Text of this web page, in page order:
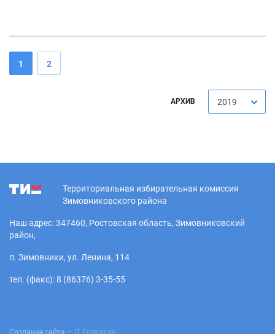
1 2
АРХИВ 2019
Территориальная избирательная комиссия
Зимовниковского района
Наш адрес: 347460, Ростовская область, Зимовниковский
район,
п. Зимовники, ул. Ленина, 114
тел. (факс): 8 (86376) 3-35-55
Создание сайта — IT Enterprise